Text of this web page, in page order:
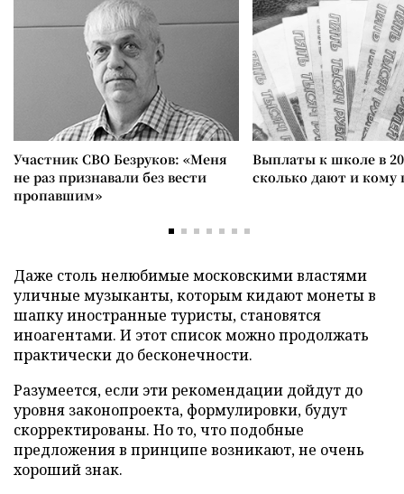
Участник СВО Безруков: «Меня
не раз признавали без вести
пропавшим»
Выплаты к школе в
сколько дают и
Даже столь нелюбимые московскими властями
уличные музыканты, которым кидают монеты в
шапку иностранные туристы, становятся
иноагентами. И этот список можно продолжать
практически до бесконечности.
Разумеется, если эти рекомендации дойдут до
уровня законопроекта, формулировки, будут
скорректированы. Но то, что подобные
предложения в принципе возникают, не очень
хороший знак.